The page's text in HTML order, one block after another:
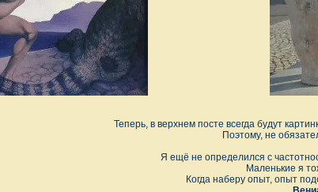
Теперь, в верхнем посте всегда будут
Поэтому, не
Я ещё не определился с
Маленькие я
Когда наберу опыт, опыт